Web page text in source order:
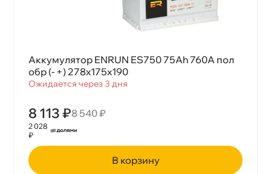
Аккумулятор ENRUN ES750 75Ah 760А пол
обр (- +) 278x175x190
Ожидается через 3 дня
8 113 ₽8 540 ₽
2 028
₽
корзину